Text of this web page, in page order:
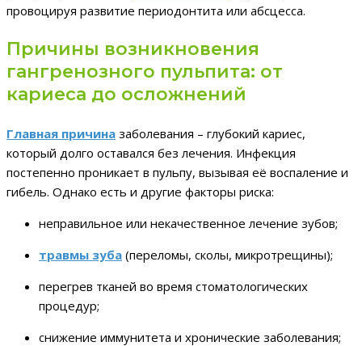
провоцируя развитие периодонтита или абсцесса.
Причины возникновения
гангренозного пульпита: от
кариеса до осложнений
Главная причина заболевания – глубокий кариес,
который долго оставался без лечения. Инфекция
постепенно проникает в пульпу, вызывая её воспаление и
гибель. Однако есть и другие факторы риска:
неправильное или некачественное лечение зубов;
травмы зуба (переломы, сколы, микротрещины);
перегрев тканей во время стоматологических
процедур;
снижение иммунитета и хронические заболевания;